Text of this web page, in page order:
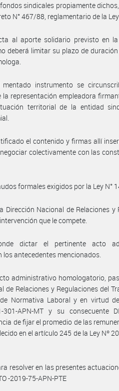
sindicales propiamente
N° 467/88, reglamentario de la
al aporte solidario previsto en
deberá limitar su plazo de
instrumento se
representación empleadora
territorial de la entidad
el contenido y firmas allí
colectivamente con las
formales exigidos por la Ley N°
Dirección Nacional de Relaciones y
que le compete.
dictar el pertinente acto
antecedentes mencionados.
administrativo homologatorio,
de Relaciones y Regulaciones del
Normativa Laboral y en virtud
301-APN-MT y su consecuente
de fijar el promedio de las
en el artículo 245 de la Ley Nº
resolver en las presentes
-2019-75-APN-PTE